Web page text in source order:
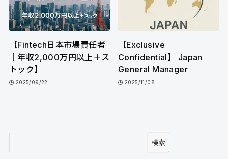
【Fintech日本市場責任者
｜年収2,000万円以上＋ス
トック】
2025/09/22
【Exclusive
Confidential】 Japan
General Manager
2025/11/08
索
検索